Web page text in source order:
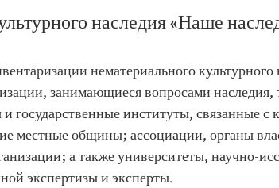
наследия «Наше
нематериального культурного
занимающиеся вопросами наследия,
государственные институты, связанные с
местные общины; ассоциации, органы
а также университеты, научно-
экспертизы и эксперты.